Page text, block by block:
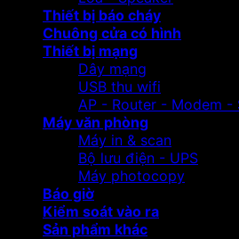
Thiết bị báo cháy
Chuông cửa có hình
Thiết bị mạng
Dây mạng
USB thu wifi
AP - Router - Modem -
Máy văn phòng
Máy in & scan
Bộ lưu điện - UPS
Máy photocopy
Báo giờ
Kiểm soát vào ra
Sản phẩm khác